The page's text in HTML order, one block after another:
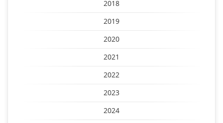
2018
2019
2020
2021
2022
2023
2024